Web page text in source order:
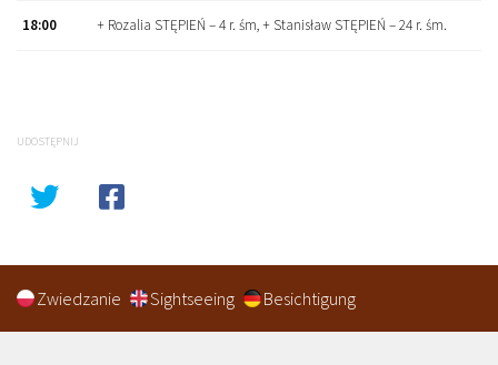
18:00 + Rozalia STĘPIEŃ – 4 r. śm, + Stanisław STĘPIEŃ – 24 r. śm.
UDOSTĘPNIJ
Zwiedzanie Sightseeing Besichtigung